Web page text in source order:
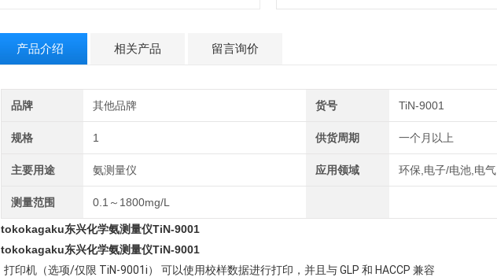
产品介绍 相关产品 留言询价
品牌 其他品牌 货号 TiN-9001
规格 1 供货周期 一个月以上
主要用途 氨测量仪 应用领域 环保,电子/电池,电气
测量范围 0.1～1800mg/L
tokokagaku东兴化学氨测量仪TiN-9001
tokokagaku东兴化学氨测量仪TiN-9001
打印机（选项/仅限 TiN-9001i） 可以使用校样数据进行打印，并且与 GLP 和 HACCP 兼容